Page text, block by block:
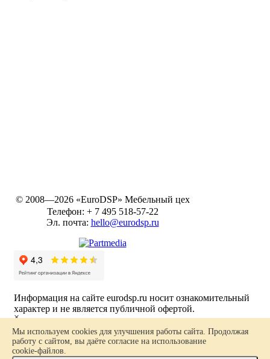
© 2008—2026 «EuroDSP» Мебельный цех
Телефон: + 7 495 518-57-22
Эл. почта: hello@eurodsp.ru
Информация на сайте eurodsp.ru носит ознакомительный
характер и не является публичной офертой.
Политика в отношении обработки персональных данных
Карта сайта
×
Ваш заказ
Мы используем cookies для улучшения работы сайта. Продолжая
работу с сайтом, вы даёте согласие на использование
cookie-файлов.